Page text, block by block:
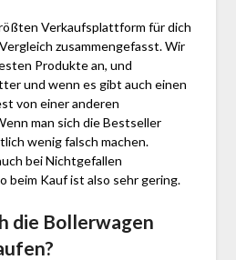
Verkaufsplattform für dich
zusammengefasst. Wir
Produkte an, und
und wenn es gibt auch einen
von einer anderen
man sich die Bestseller
wenig falsch machen.
bei Nichtgefallen
beim Kauf ist also sehr gering.
die Bollerwagen